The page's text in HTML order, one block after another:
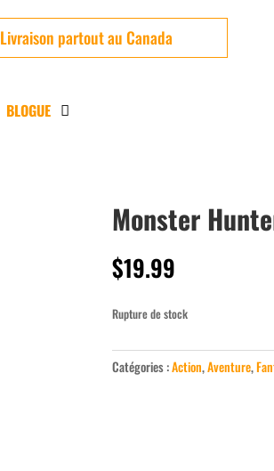
Livraison partout au Canada
BLOGUE
Monster
$19.99
Rupture de stock
Catégories :Action,Aventure,